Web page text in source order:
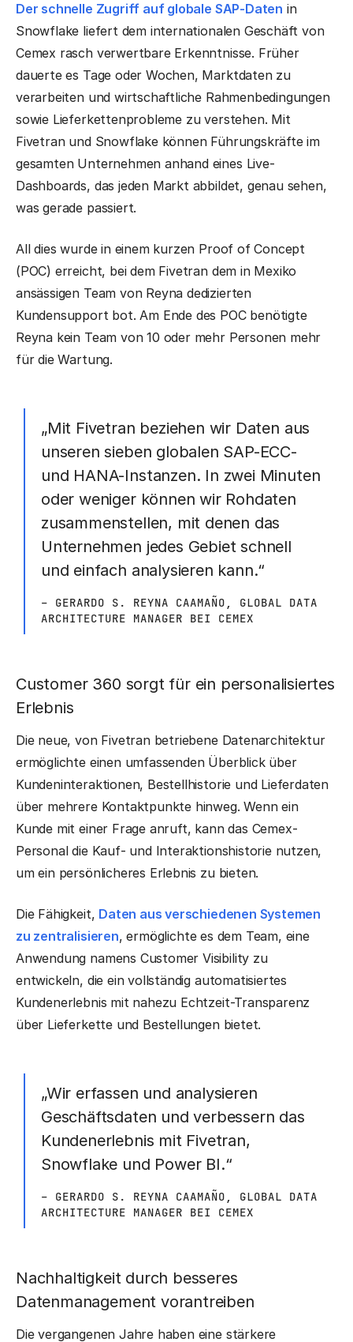
Der schnelle Zugriff auf globale SAP-Daten in
Snowflake liefert dem internationalen Geschäft von
Cemex rasch verwertbare Erkenntnisse. Früher
dauerte es Tage oder Wochen, Marktdaten zu
verarbeiten und wirtschaftliche Rahmenbedingungen
sowie Lieferkettenprobleme zu verstehen. Mit
Fivetran und Snowflake können Führungskräfte im
gesamten Unternehmen anhand eines Live-
Dashboards, das jeden Markt abbildet, genau sehen,
was gerade passiert.
All dies wurde in einem kurzen Proof of Concept
(POC) erreicht, bei dem Fivetran dem in Mexiko
ansässigen Team von Reyna dedizierten
Kundensupport bot. Am Ende des POC benötigte
Reyna kein Team von 10 oder mehr Personen mehr
für die Wartung.
„Mit Fivetran beziehen wir Daten aus
unseren sieben globalen SAP-ECC-
und HANA-Instanzen. In zwei Minuten
oder weniger können wir Rohdaten
zusammenstellen, mit denen das
Unternehmen jedes Gebiet schnell
und einfach analysieren kann.“
– GERARDO S. REYNA CAAMAÑO, GLOBAL DATA
ARCHITECTURE MANAGER BEI CEMEX
Customer 360 sorgt für ein personalisiertes
Erlebnis
Die neue, von Fivetran betriebene Datenarchitektur
ermöglichte einen umfassenden Überblick über
Kundeninteraktionen, Bestellhistorie und Lieferdaten
über mehrere Kontaktpunkte hinweg. Wenn ein
Kunde mit einer Frage anruft, kann das Cemex-
Personal die Kauf- und Interaktionshistorie nutzen,
um ein persönlicheres Erlebnis zu bieten.
Die Fähigkeit, Daten aus verschiedenen Systemen
zu zentralisieren, ermöglichte es dem Team, eine
Anwendung namens Customer Visibility zu
entwickeln, die ein vollständig automatisiertes
Kundenerlebnis mit nahezu Echtzeit-Transparenz
über Lieferkette und Bestellungen bietet.
„Wir erfassen und analysieren
Geschäftsdaten und verbessern das
Kundenerlebnis mit Fivetran,
Snowflake und Power BI.“
– GERARDO S. REYNA CAAMAÑO, GLOBAL DATA
ARCHITECTURE MANAGER BEI CEMEX
Nachhaltigkeit durch besseres
Datenmanagement vorantreiben
Die vergangenen Jahre haben eine stärkere